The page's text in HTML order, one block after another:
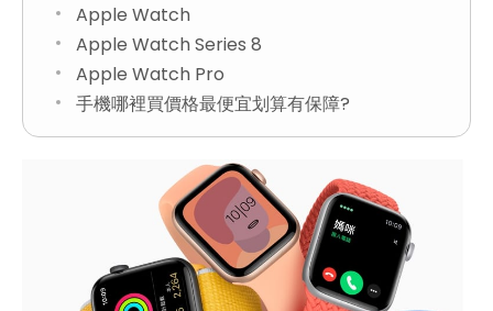
Apple Watch
Apple Watch Series 8
Apple Watch Pro
手機哪裡買價格最便宜划算有保障?